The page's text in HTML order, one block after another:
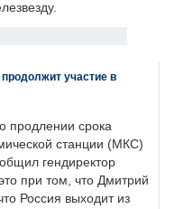
продолжит участие в
продлении срока
станции (МКС)
гендиректор
при том, что Дмитрий
Россия выходит из